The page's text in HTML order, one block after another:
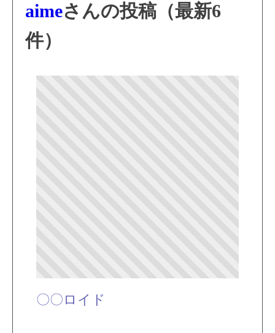
aimeさんの投稿（最新6
件）
〇〇ロイド